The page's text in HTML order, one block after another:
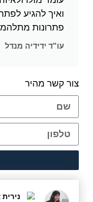
ואיך להגיע
פתרונות
עו"ד ידידיה מנדל
צור קשר מהיר